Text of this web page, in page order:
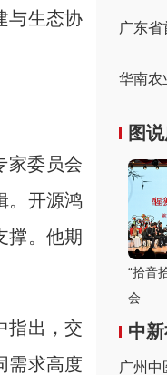
与生态协
家委员会
。开源鸿
撑。他期
指出，交
需求高度
广东
华南农
图
“拾音
会
中
广州